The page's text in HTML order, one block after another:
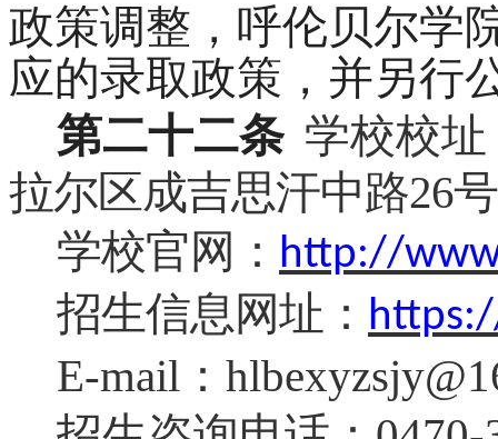
政策调整，呼伦贝尔学
应的录取政策，并另行
第二十二条 学校校址
拉尔区成吉思汗中路26号
学校官网： http://
招生信息网址：
E-mail：